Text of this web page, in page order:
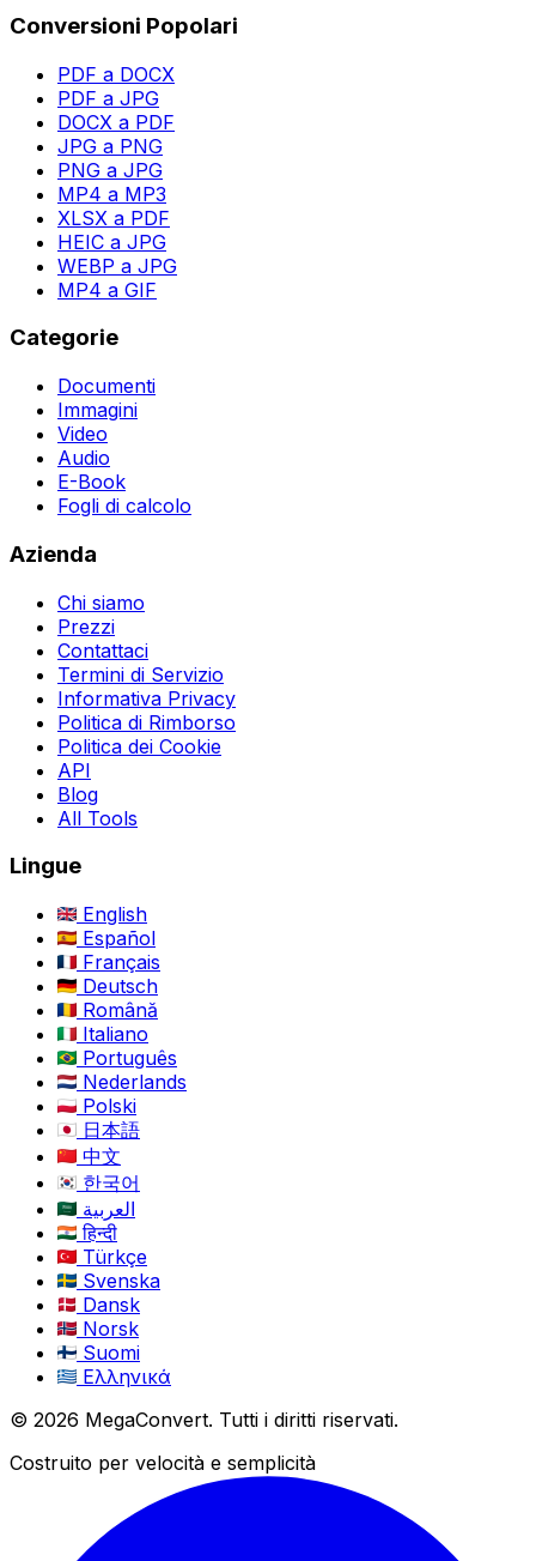
Conversioni Popolari
PDF a DOCX
PDF a JPG
DOCX a PDF
JPG a PNG
PNG a JPG
MP4 a MP3
XLSX a PDF
HEIC a JPG
WEBP a JPG
MP4 a GIF
Categorie
Documenti
Immagini
Video
Audio
E-Book
Fogli di calcolo
Azienda
Chi siamo
Prezzi
Contattaci
Termini di Servizio
Informativa Privacy
Politica di Rimborso
Politica dei Cookie
API
Blog
All Tools
Lingue
English
Español
Français
Deutsch
Română
Italiano
Português
Nederlands
Polski
日本語
中文
한국어
العربية
हिन्दी
Türkçe
Svenska
Dansk
Norsk
Suomi
Ελληνικά
© 2026 MegaConvert. Tutti i diritti riservati.
Costruito per velocità e semplicità